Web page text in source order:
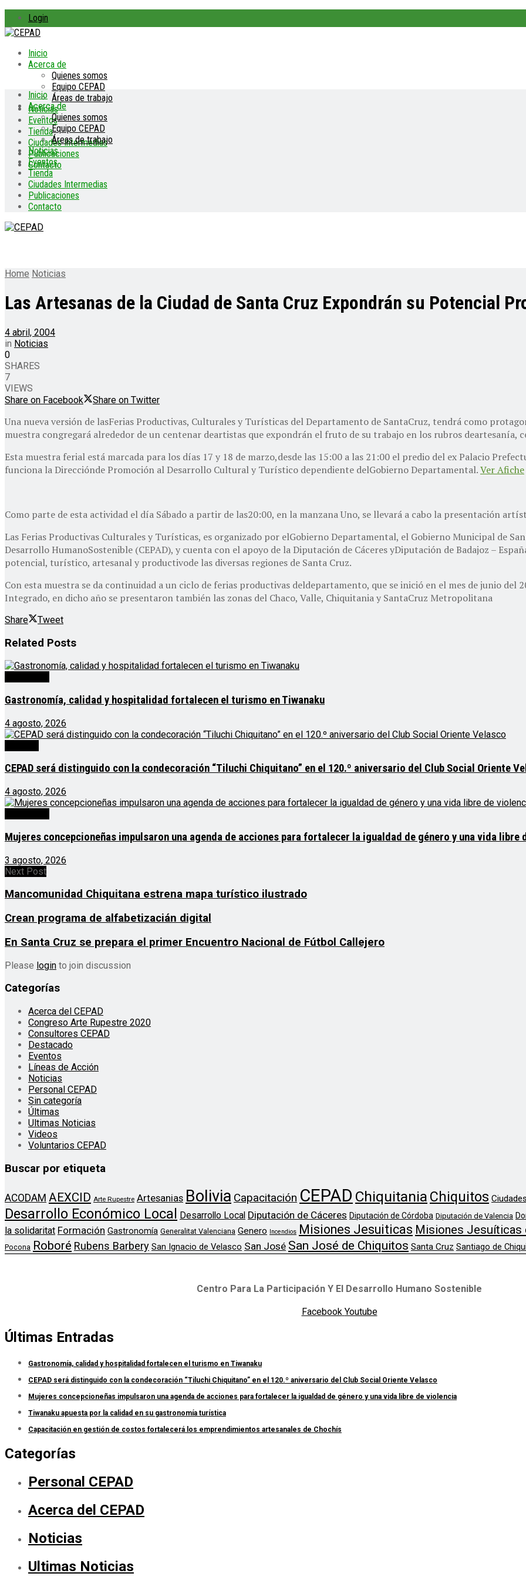
Login
Inicio
Acerca de
Quienes somos
Equipo CEPAD
Áreas de trabajo
Noticias
Eventos
Tienda
Ciudades Intermedias
Publicaciones
Contacto
Inicio
Acerca de
Quienes somos
Equipo CEPAD
Áreas de trabajo
Noticias
Eventos
Tienda
Ciudades Intermedias
Publicaciones
Contacto
Home Noticias
Las Artesanas de la Ciudad de Santa Cruz Expondrán su Potencial
4 abril, 2004
in Noticias
0
SHARES
7
VIEWS
Share on Facebook
Share on Twitter
Una nueva versión de lasFerias Productivas, Culturales y Turísticas del Departamento de SantaCruz, tendrá como
muestra congregará alrededor de un centenar deartistas que expondrán el fruto de su trabajo en los rubros deartesanía,
Esta muestra ferial está marcada para los días 17 y 18 de marzo,desde las 15:00 a las 21:00 el predio del ex Palacio
funciona la Direcciónde Promoción al Desarrollo Cultural y Turístico dependiente delGobierno Departamental.Ver Afiche
Como parte de esta actividad el día Sábado a partir de las20:00, en la manzana Uno, se llevará a cabo la presentación
Las Ferias Productivas Culturales y Turísticas, es organizado por elGobierno Departamental, el Gobierno Municipal de
Desarrollo HumanoSostenible (CEPAD), y cuenta con el apoyo de la Diputación de Cáceres yDiputación de Badajoz –
potencial, turístico, artesanal y productivode las diversas regiones de Santa Cruz.
Con esta muestra se da continuidad a un ciclo de ferias productivas deldepartamento, que se inició en el mes de junio
Integrado, en dicho año se presentaron también las zonas del Chaco, Valle, Chiquitania y SantaCruz Metropolitana
Share Tweet
Related Posts
Gastronomía, calidad y hospitalidad fortalecen el turismo en Tiwanaku
4 agosto, 2026
CEPAD será distinguido con la condecoración “Tiluchi Chiquitano” en el 120.º aniversario del Club Social Oriente
4 agosto, 2026
Mujeres concepcioneñas impulsaron una agenda de acciones para fortalecer la igualdad de género y una vida libre
3 agosto, 2026
Next Post
Mancomunidad Chiquitana estrena mapa turístico ilustrado
Crean programa de alfabetizacián digital
En Santa Cruz se prepara el primer Encuentro Nacional de Fútbol Callejero
Please login to join discussion
Categorías
Acerca del CEPAD
Congreso Arte Rupestre 2020
Consultores CEPAD
Destacado
Eventos
Líneas de Acción
Noticias
Personal CEPAD
Sin categoría
Últimas
Ultimas Noticias
Videos
Voluntarios CEPAD
Buscar por etiqueta
ACODAM AEXCID Arte Rupestre Artesanias Bolivia Capacitación CEPAD Chiquitania Chiquitos
Desarrollo Económico Local Desarrollo Local Diputación de Cáceres Diputación de Córdoba Diputación de Valencia
la solidaritat Formación Gastronomía Generalitat Valenciana Genero Incendios Misiones Jesuiticas Misiones Jesuíticas
Pocona Roboré Rubens Barbery San Ignacio de Velasco San José San José de Chiquitos Santa Cruz Santiago de
Centro Para La Participación Y El Desarrollo Humano Sostenible
Facebook Youtube
Últimas Entradas
Gastronomía, calidad y hospitalidad fortalecen el turismo en Tiwanaku
CEPAD será distinguido con la condecoración “Tiluchi Chiquitano” en el 120.º aniversario del Club Social Oriente Velasco
Mujeres concepcioneñas impulsaron una agenda de acciones para fortalecer la igualdad de género y una vida libre de violencia
Tiwanaku apuesta por la calidad en su gastronomía turística
Capacitación en gestión de costos fortalecerá los emprendimientos artesanales de Chochís
Categorías
Personal CEPAD
Acerca del CEPAD
Noticias
Ultimas Noticias